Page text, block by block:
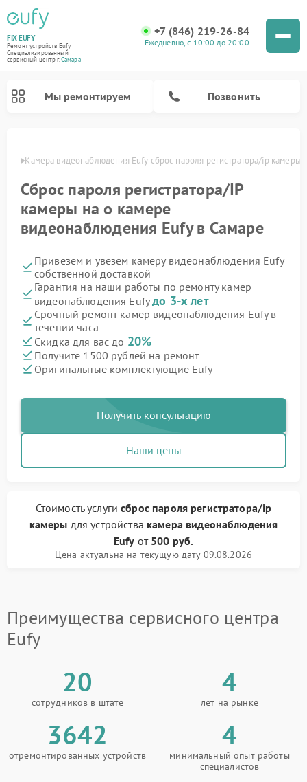
FIX-EUFY
Ремонт устройств Eufy
Специализированный
cервисный центр г.Самара
+7 (846) 219-26-84
Ежедневно, с 10:00 до 20:00
Мы ремонтируем Позвонить
Камера видеонаблюдения Eufy сброс пароля регистратора/ip камеры
Сброс пароля регистратора/IP
камеры на о камере
видеонаблюдения Eufy в Самаре
Привезем и увезем камеру видеонаблюдения Eufy
собственной доставкой
Гарантия на наши работы по ремонту камер
видеонаблюдения Eufyдо 3-х лет
Срочный ремонт камер видеонаблюдения Eufy в
течении часа
Скидка для вас до 20%
Получите 1500 рублей на ремонт
Оригинальные комплектующие Eufy
Получить консультацию
Наши цены
Стоимость услугисброс пароля регистратора/ip
камеры для устройства камера видеонаблюдения
Eufy от 500 руб.
Цена актуальна на текущую дату 09.08.2026
Преимущества сервисного центра
Eufy
20
сотрудников в штате
4
лет на рынке
3642
отремонтированных устройств
4
минимальный опыт работы
специалистов